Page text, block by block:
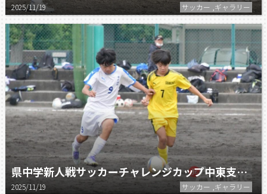
2025/11/19 サッカー ,ギャラリー
県中学新人戦サッカーチャレンジカップ中東支部予選：3決 清水セントラル vs 庵原袖師・清水飯田・清水八
2025/11/19 サッカー ,ギャラリー